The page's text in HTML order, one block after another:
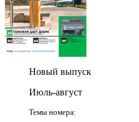
Новый выпуск
Июль-август
Темы номера: